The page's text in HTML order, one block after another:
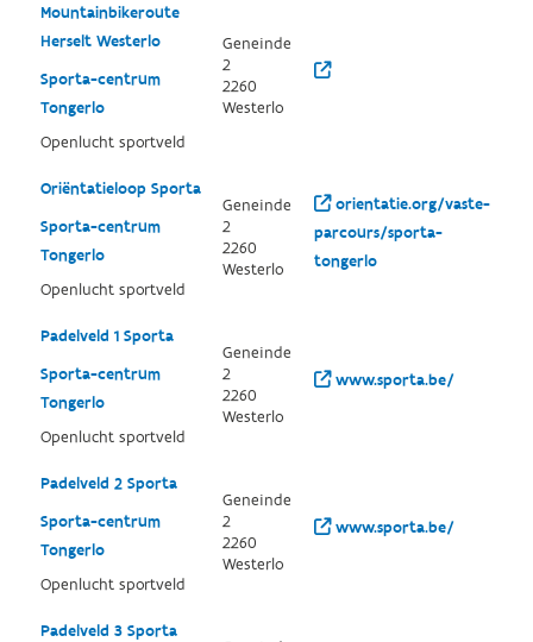
Mountainbikeroute
Herselt Westerlo
Sporta-centrum
Tongerlo
Openlucht sportveld
Geneinde
2
2260
Westerlo
Oriëntatieloop Sporta
Sporta-centrum
Tongerlo
Openlucht sportveld
Geneinde
2
2260
Westerlo
orientatie.org/vaste-
parcours/sporta-
tongerlo
Padelveld 1 Sporta
Sporta-centrum
Tongerlo
Openlucht sportveld
Geneinde
2
2260
Westerlo
www.sporta.be/
Padelveld 2 Sporta
Sporta-centrum
Tongerlo
Openlucht sportveld
Geneinde
2
2260
Westerlo
www.sporta.be/
Padelveld 3 Sporta